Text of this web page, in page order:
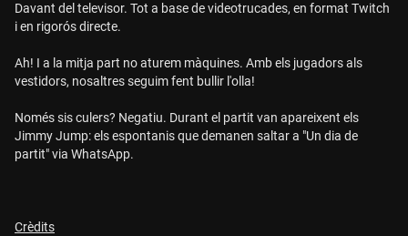
Davant del televisor. Tot a base de videotrucades, en format Twitch
i en rigorós directe.
Ah! I a la mitja part no aturem màquines. Amb els jugadors als
vestidors, nosaltres seguim fent bullir l'olla!
Només sis culers? Negatiu. Durant el partit van apareixent els
Jimmy Jump: els espontanis que demanen saltar a "Un dia de
partit" via WhatsApp.
Crèdits